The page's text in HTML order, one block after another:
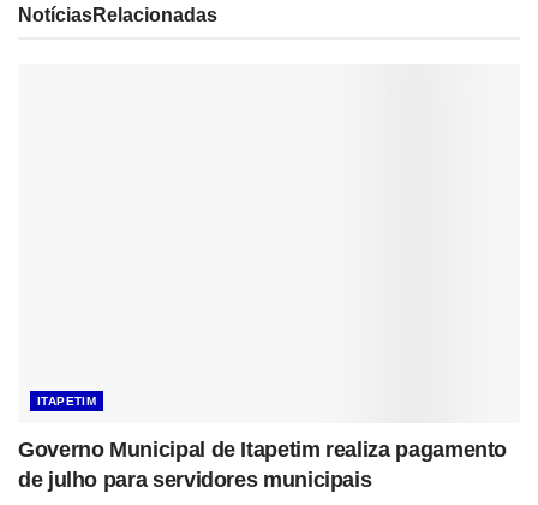
NotíciasRelacionadas
ITAPETIM
Governo Municipal de Itapetim realiza pagamento
de julho para servidores municipais